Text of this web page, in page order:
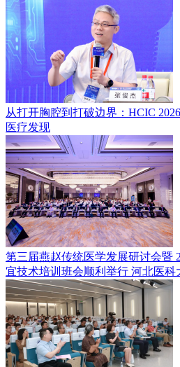
从打开胸腔到打破边界：HCIC
医疗发现
第三届燕赵传统医学发展研讨会暨
宜技术培训班会顺利举行 河北医科